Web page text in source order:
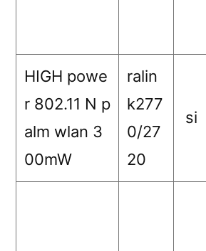
HIGH powe
r 802.11 N p
alm wlan 3
00mW
ralin
k277
0/27
20
si